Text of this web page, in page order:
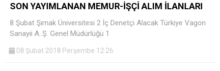
SON YAYIMLANAN MEMUR-İŞÇİ ALIM İLANLARI
8 Şubat Şırnak Üniversitesi 2 İç Denetçi Alacak Türkiye Vagon
Sanayii A..Ş. Genel Müdürlüğü 1
08 Şubat 2018 Perşembe 12:26